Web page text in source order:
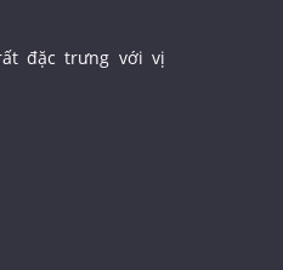
đặc trưng với vị